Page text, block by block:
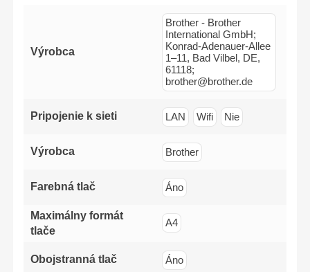
Výrobca
Brother - Brother
International GmbH;
Konrad-Adenauer-Allee
1–11, Bad Vilbel, DE,
61118;
brother@brother.de
Pripojenie k sieti LAN Wifi Nie
Výrobca Brother
Farebná tlač Áno
Maximálny formát
tlače
A4
Obojstranná tlač Áno